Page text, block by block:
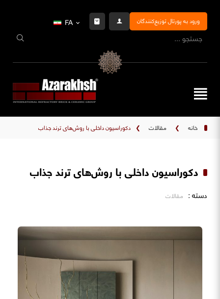
ورود به پورتال توزیع‌کنندگان FA
خانه ❯ مقالات ❯ دکوراسیون داخلی با روش‌های ترند جذاب
دکوراسیون داخلی با روش‌های ترند جذاب
دسته : مقالات